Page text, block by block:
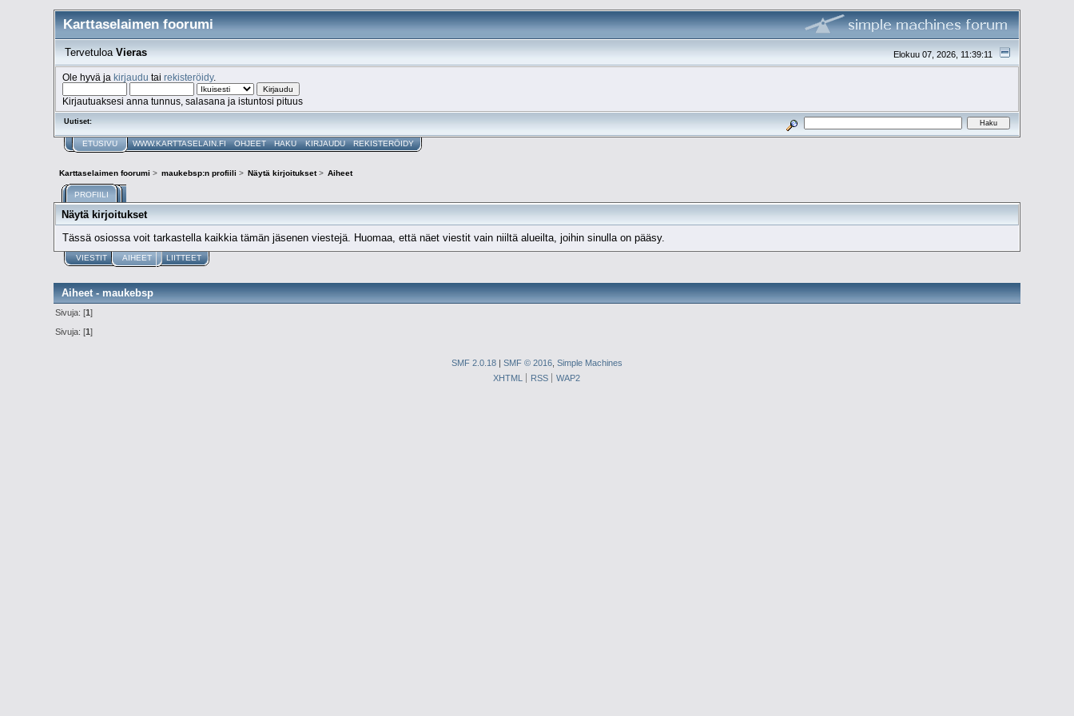
Karttaselaimen foorumi
Elokuu 07, 2026, 11:39:11
Tervetuloa Vieras
Ole hyvä jakirjaudu tairekisteröidy.
Kirjautuaksesi anna tunnus, salasana ja istuntosi pituus
Uutiset:
ETUSIVU WWW.KARTTASELAIN.FI OHJEET HAKU KIRJAUDU REKISTERÖIDY
Karttaselaimen foorumi > maukebsp:n profiili > Näytä kirjoitukset> Aiheet
PROFIILI
Näytä kirjoitukset
Tässä osiossa voit tarkastella kaikkia tämän jäsenen viestejä. Huomaa, että näet viestit vain niiltä alueilta, joihin sinulla on pääsy.
VIESTIT AIHEET LIITTEET
Aiheet - maukebsp
Sivuja: [1]
Sivuja: [1]
SMF 2.0.18 | SMF © 2016 Simple Machines
XHTML
RSS WAP2